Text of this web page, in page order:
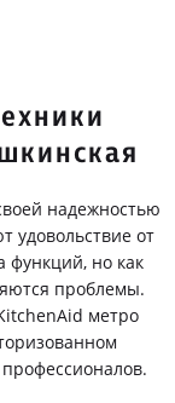
надежностью
удовольствие от
функций, но как
проблемы.
метро